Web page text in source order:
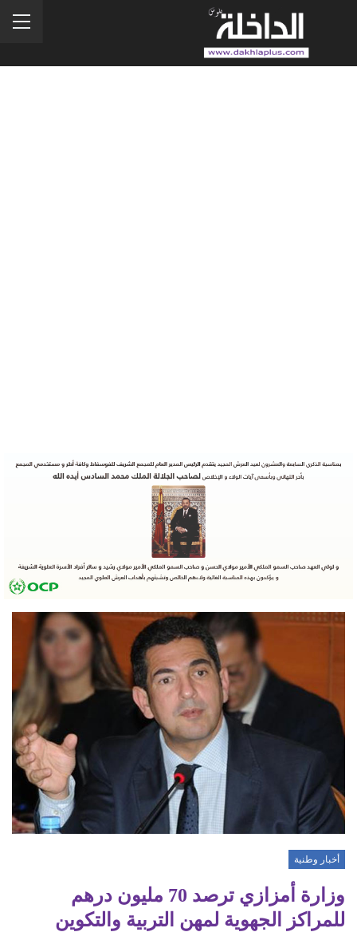
أخبار وطنية
وزارة أمزازي ترصد 70 مليون درهم
للمراكز الجهوية لمهن التربية والتكوين